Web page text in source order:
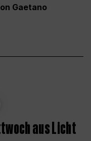
Gaetano
aus Licht